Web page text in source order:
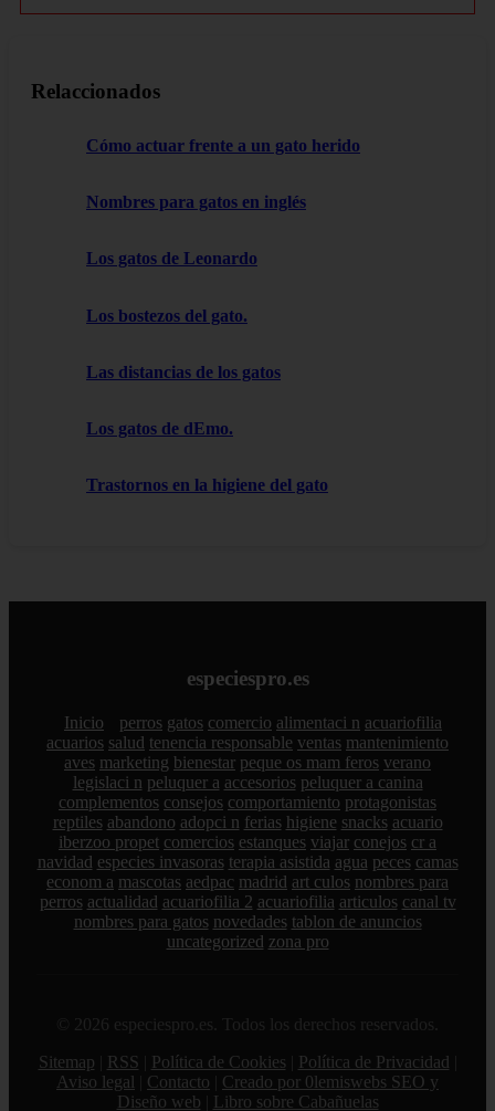
Relaccionados
Cómo actuar frente a un gato herido
Nombres para gatos en inglés
Los gatos de Leonardo
Los bostezos del gato.
Las distancias de los gatos
Los gatos de dEmo.
Trastornos en la higiene del gato
especiespro.es
Inicio perros gatos comercio alimentaci n acuariofilia
acuarios salud tenencia responsable ventas mantenimiento
aves marketing bienestar peque os mam feros verano
legislaci n peluquer a accesorios peluquer a canina
complementos consejos comportamiento protagonistas
reptiles abandono adopci n ferias higiene snacks acuario
iberzoo propet comercios estanques viajar conejos cr a
navidad especies invasoras terapia asistida agua peces camas
econom a mascotas aedpac madrid art culos nombres para
perros actualidad acuariofilia 2 acuariofilia articulos canal tv
nombres para gatos novedades tablon de anuncios
uncategorized zona pro
© 2026 especiespro.es. Todos los derechos reservados.
Sitemap
RSS Política de Cookies Política de Privacidad
Aviso legal
Contacto
Creado por 0lemiswebs SEO y
Diseño web
Libro sobre Cabañuelas